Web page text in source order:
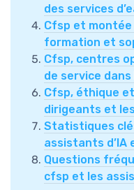
des services
Cfsp et
formation et
Cfsp, centres
de service
Cfsp, éthique
dirigeants et
Statistiques
assistants d’IA
Questions
cfsp et les